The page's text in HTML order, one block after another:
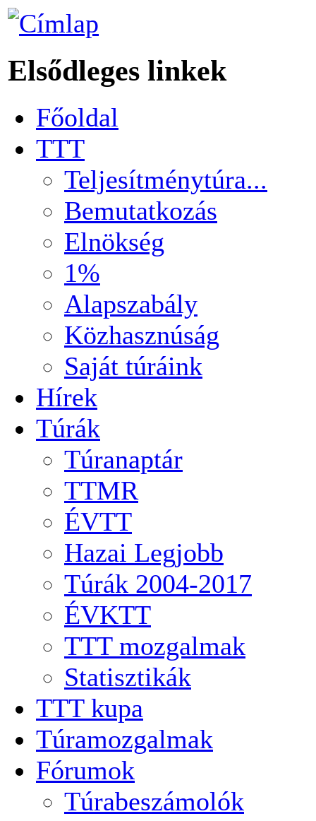
Elsődleges linkek
Főoldal
TTT
Teljesítménytúra...
Bemutatkozás
Elnökség
1%
Alapszabály
Közhasznúság
Saját túráink
Hírek
Túrák
Túranaptár
TTMR
ÉVTT
Hazai Legjobb
Túrák 2004-2017
ÉVKTT
TTT mozgalmak
Statisztikák
TTT kupa
Túramozgalmak
Fórumok
Túrabeszámolók